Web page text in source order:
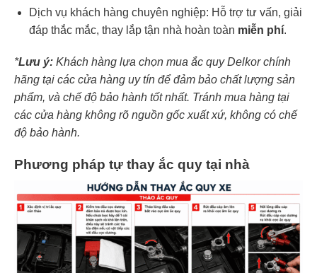
Dịch vụ khách hàng chuyên nghiệp: Hỗ trợ tư vấn, giải
đáp thắc mắc, thay lắp tận nhà hoàn toàn miễn phí.
*Lưu ý: Khách hàng lựa chọn mua ắc quy Delkor chính
hãng tại các cửa hàng uy tín để đảm bảo chất lượng sản
phẩm, và chế độ bảo hành tốt nhất. Tránh mua hàng tại
các cửa hàng không rõ nguồn gốc xuất xứ, không có chế
độ bảo hành.
Phương pháp tự thay ắc quy tại nhà